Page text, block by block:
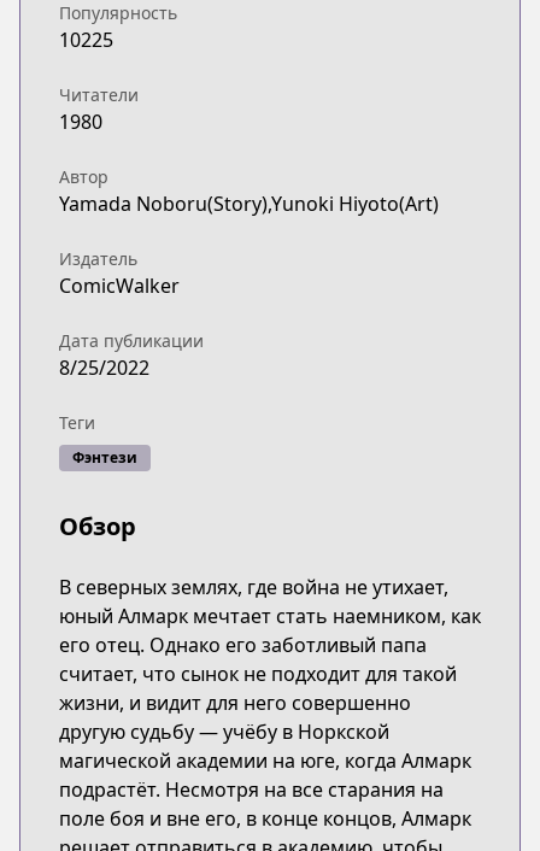
Book☆Walker
Book☆Walker
Популярность
10225
Читатели
1980
Автор
Yamada Noboru(Story),Yunoki Hiyoto(Art)
Издатель
ComicWalker
Дата публикации
8/25/2022
Теги
Фэнтези
Обзор
В северных землях, где война не утихает,
юный Алмарк мечтает стать наемником, как
его отец. Однако его заботливый папа
считает, что сынок не подходит для такой
жизни, и видит для него совершенно
другую судьбу — учёбу в Норкской
магической академии на юге, когда Алмарк
подрастёт. Несмотря на все старания на
поле боя и вне его, в конце концов, Алмарк